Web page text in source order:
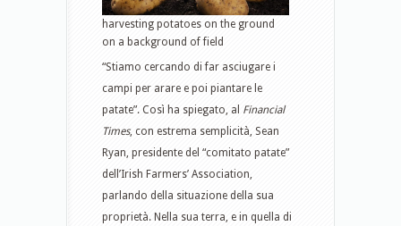
harvesting potatoes on the ground
on a background of field
“Stiamo cercando di far asciugare i
campi per arare e poi piantare le
patate”. Così ha spiegato, al Financial
Times, con estrema semplicità, Sean
Ryan, presidente del “comitato patate”
dell’Irish Farmers’ Association,
parlando della situazione della sua
proprietà. Nella sua terra, e in quella di